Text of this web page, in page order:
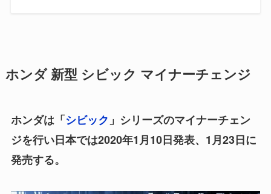
ホンダ 新型 シビック マイナーチェンジ
ホンダは「シビック 」シリーズのマイナーチェン
ジを行い日本では2020年1月10日発表、1月23日に
発売する。